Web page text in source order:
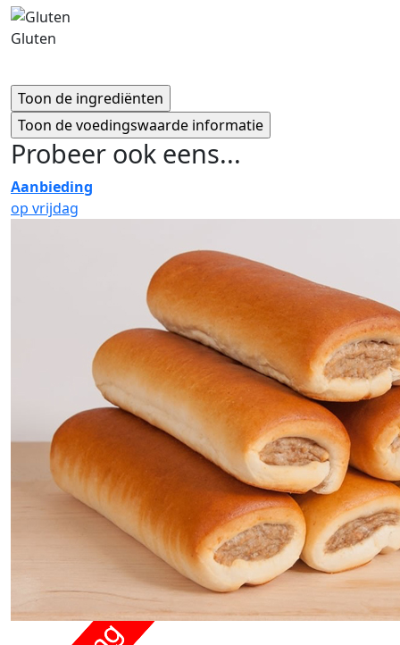
Gluten
Probeer ook eens...
Aanbieding
op vrijdag